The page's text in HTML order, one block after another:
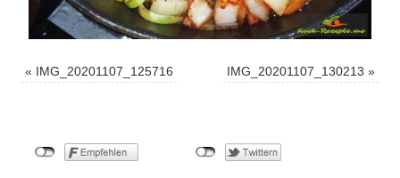
« IMG_20201107_125716 IMG_20201107_130213 »